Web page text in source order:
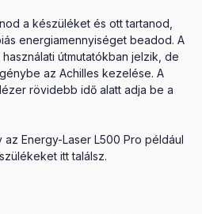
a készüléket és ott tartanod,
energiamennyiséget beadod. A
útmutatókban jelzik, de
az Achilles kezelése. A
rövidebb idő alatt adja be a
Energy-Laser L500 Pro például
itt találsz.